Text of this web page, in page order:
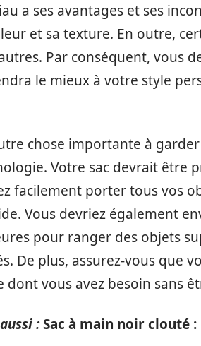
a ses avantages et ses
et sa texture. En outre,
Par conséquent, vous
le mieux à votre style
chose importante à
Votre sac devrait être
facilement porter tous vos
Vous devriez également
pour ranger des objets
De plus, assurez-vous que
dont vous avez besoin sans
:Sac à main noir clouté